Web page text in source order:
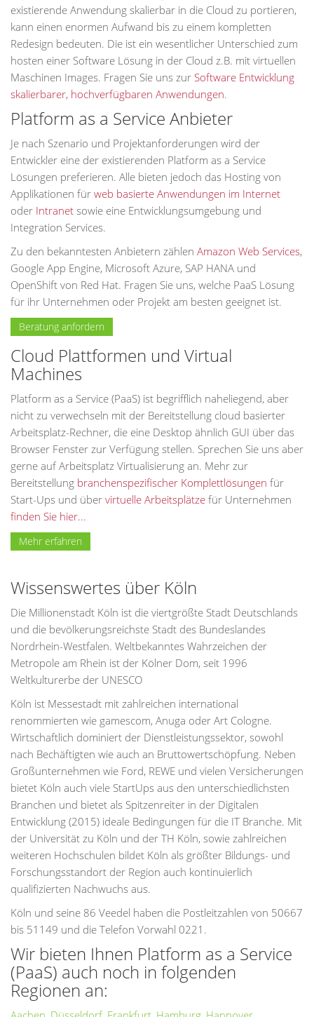
existierende Anwendung skalierbar in die Cloud zu portieren,
kann einen enormen Aufwand bis zu einem kompletten
Redesign bedeuten. Die ist ein wesentlicher Unterschied zum
hosten einer Software Lösung in der Cloud z.B. mit virtuellen
Maschinen Images. Fragen Sie uns zur Software Entwicklung
skalierbarer, hochverfügbaren Anwendungen.
Platform as a Service Anbieter
Je nach Szenario und Projektanforderungen wird der
Entwickler eine der existierenden Platform as a Service
Lösungen preferieren. Alle bieten jedoch das Hosting von
Applikationen für web basierte Anwendungen im Internet
oder Intranet sowie eine Entwicklungsumgebung und
Integration Services.
Zu den bekanntesten Anbietern zählen Amazon Web Services,
Google App Engine, Microsoft Azure, SAP HANA und
OpenShift von Red Hat. Fragen Sie uns, welche PaaS Lösung
für ihr Unternehmen oder Projekt am besten geeignet ist.
Beratung anfordern
Cloud Plattformen und Virtual
Machines
Platform as a Service (PaaS) ist begrifflich naheliegend, aber
nicht zu verwechseln mit der Bereitstellung cloud basierter
Arbeitsplatz-Rechner, die eine Desktop ähnlich GUI über das
Browser Fenster zur Verfügung stellen. Sprechen Sie uns aber
gerne auf Arbeitsplatz Virtualisierung an. Mehr zur
Bereitstellung branchenspezifischer Komplettlösungen für
Start-Ups und über virtuelle Arbeitsplätze für Unternehmen
finden Sie hier...
Mehr erfahren
Wissenswertes über Köln
Die Millionenstadt Köln ist die viertgrößte Stadt Deutschlands
und die bevölkerungsreichste Stadt des Bundeslandes
Nordrhein-Westfalen. Weltbekanntes Wahrzeichen der
Metropole am Rhein ist der Kölner Dom, seit 1996
Weltkulturerbe der UNESCO
Köln ist Messestadt mit zahlreichen international
renommierten wie gamescom, Anuga oder Art Cologne.
Wirtschaftlich dominiert der Dienstleistungssektor, sowohl
nach Bechäftigten wie auch an Bruttowertschöpfung. Neben
Großunternehmen wie Ford, REWE und vielen Versicherungen
bietet Köln auch viele StartUps aus den unterschiedlichsten
Branchen und bietet als Spitzenreiter in der Digitalen
Entwicklung (2015) ideale Bedingungen für die IT Branche. Mit
der Universität zu Köln und der TH Köln, sowie zahlreichen
weiteren Hochschulen bildet Köln als größter Bildungs- und
Forschungsstandort der Region auch kontinuierlich
qualifizierten Nachwuchs aus.
Köln und seine 86 Veedel haben die Postleitzahlen von 50667
bis 51149 und die Telefon Vorwahl 0221.
Wir bieten Ihnen Platform as a Service
(PaaS) auch noch in folgenden
Regionen an: